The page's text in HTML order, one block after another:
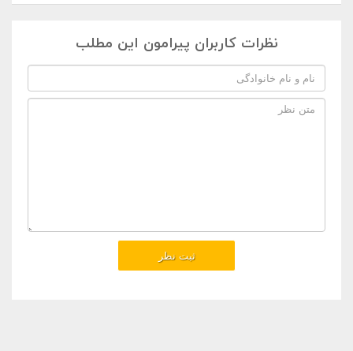
نظرات کاربران پیرامون این مطلب